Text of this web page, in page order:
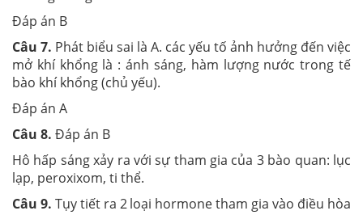
Đáp án B
Câu 7. Phát biểu sai là A. các yếu tố ảnh hưởng đến việc
mở khí khổng là : ánh sáng, hàm lượng nước trong tế
bào khí khổng (chủ yếu).
Đáp án A
Câu 8. Đáp án B
Hô hấp sáng xảy ra với sự tham gia của 3 bào quan: lục
lạp, peroxixom, ti thể.
Câu 9. Tụy tiết ra 2loại hormone tham gia vào điều hòa